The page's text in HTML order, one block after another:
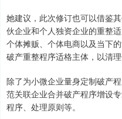
她建议，此次修订也可以借鉴
伙企业和个人独资企业的重整
个体摊贩、个体电商以及当下
破产重整程序适格主体，以清
除了为小微企业量身定制破产
范关联企业合并破产程序增设
程序、处理原则等。